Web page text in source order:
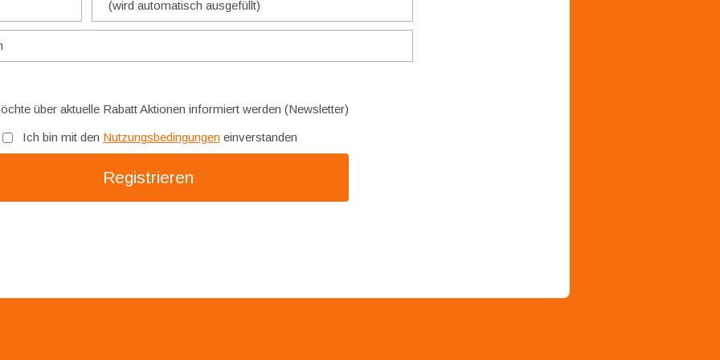
über aktuelle Rabatt Aktionen informiert werden (Newsletter)
Ich bin mit den Nutzungsbedingungen einverstanden
Registrieren